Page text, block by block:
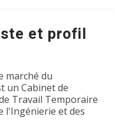
et profil
marché du
un Cabinet de
Travail Temporaire
l'Ingénierie et des